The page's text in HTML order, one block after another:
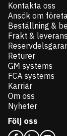
Kontakta oss
Ansök om
Beställning &
Frakt & leverans
Returer
GM systems
FCA systems
Karriär
Om oss
Nyheter
Följ oss